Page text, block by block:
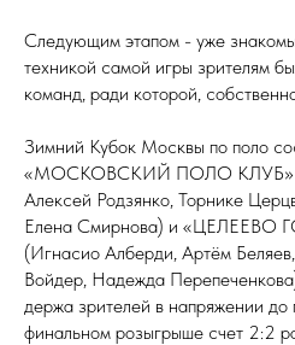
Следующим этапом - уже
техникой самой игры зрителям
команд, ради которой,
Зимний Кубок Москвы по поло
«МОСКОВСКИЙ ПОЛО КЛУБ»
Алексей Родзянко, Торнике
Елена Смирнова) и
(Игнасио Алберди, Артём
Войдер, Надежда
держа зрителей в напряжении до
финальном розыгрыше счет 2:2